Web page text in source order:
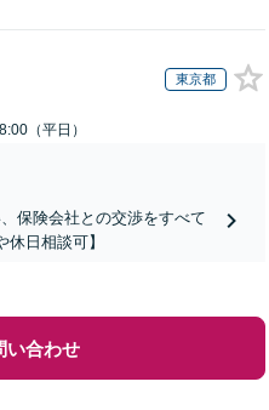
東京都
（平日）
保険会社との交渉をすべて
日相談可】
い合わせ